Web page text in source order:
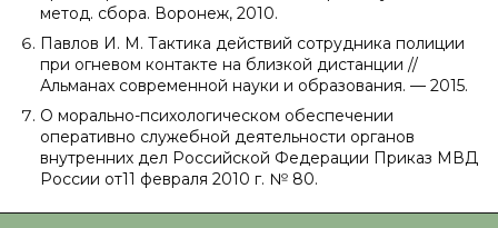
метод. сбора. Воронеж, 2010.
Павлов И. М. Тактика действий сотрудника полиции
при огневом контакте на близкой дистанции //
Альманах современной науки и образования. — 2015.
О морально-психологическом обеспечении
оперативно служебной деятельности органов
внутренних дел Российской Федерации Приказ МВД
России от11 февраля 2010 г. № 80.